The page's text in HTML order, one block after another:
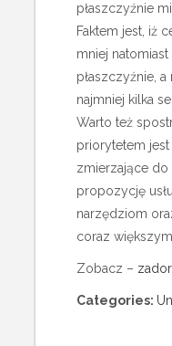
płaszczyźnie
Faktem jest, iż
mniej
płaszczyźnie,
najmniej kilka
Warto też
priorytetem
zmierzające do
propozycję
narzędziom
coraz
Zobacz –
Categories: